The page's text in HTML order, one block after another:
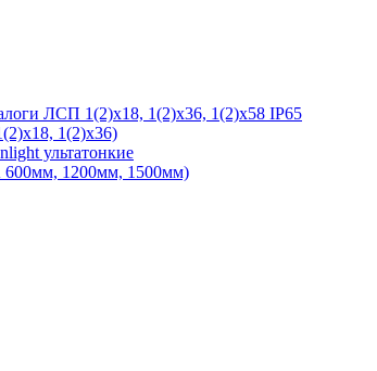
ЛСП 1(2)х18, 1(2)х36, 1(2)х58 IP65
1(2)х36)
ультатонкие
1200мм, 1500мм)